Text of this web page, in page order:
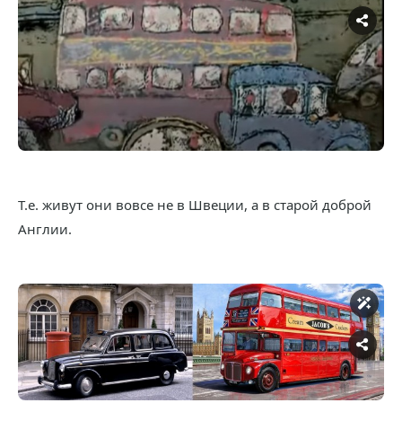
Т.е. живут они вовсе не в Швеции, а в старой доброй
Англии.